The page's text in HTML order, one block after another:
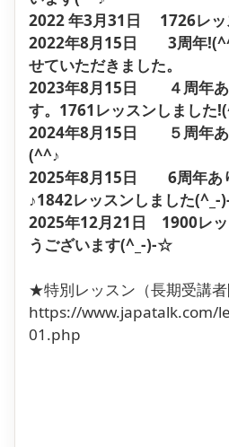
2022 年3月31日 1726レッ
2022年8月15日 3周年
せていただきました。
2023年8月15日 ４周年あ
す。1761レッスンしました
2024年8月15日 ５周年あ
(^^♪
2025年8月15日 6周年あ
♪1842レッスンしました
2025年12月21日 1900レッ
うございます(^_-)-☆
★特別レッスン（長期受講者
https://www.japatalk.com/
01.php